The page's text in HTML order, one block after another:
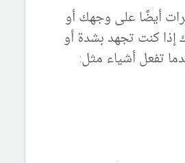
أيضًا على وجهك أو
كنت تجهد بشدة أو
تفعل أشياء مثل: